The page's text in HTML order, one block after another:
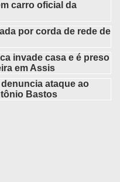
carro oficial da
por corda de rede de
invade casa e é preso
em Assis
ataque ao
Bastos